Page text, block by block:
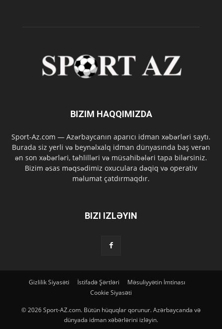
BIZIM HAQQIMIZDA
Sport-Az.com — Azərbaycanın aparıcı idman xəbərləri saytı.
Burada siz yerli və beynəlxalq idman dünyasında baş verən
ən son xəbərləri, təhlilləri və müsahibələri tapa bilərsiniz.
Bizim əsas məqsədimiz oxuculara dəqiq və operativ
məlumat çatdırmaqdır.
BIZI IZLƏYIN
Gizlilik Siyasəti İstifadə Şərtləri
Məsuliyyətin İmtinası
Cookie Siyasəti
© 2026 Sport-AZ.com. Bütün hüquqlar qorunur. Azərbaycanda və
dünyada idman xəbərlərini izləyin.